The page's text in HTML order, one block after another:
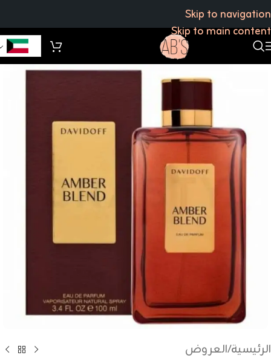
Skip to navigation
Skip to main content
الرئيسية/العروض